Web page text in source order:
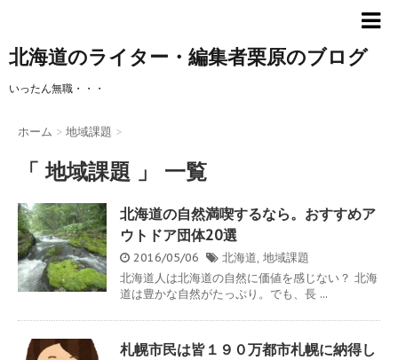
北海道のライター・編集者栗原のブログ
いったん無職・・・
ホーム > 地域課題 >
「 地域課題 」 一覧
北海道の自然満喫するなら。おすすめア
ウトドア団体20選
2016/05/06 北海道, 地域課題
北海道人は北海道の自然に価値を感じない？ 北海
道は豊かな自然がたっぷり。でも、長 ...
札幌市民は皆１９０万都市札幌に納得し